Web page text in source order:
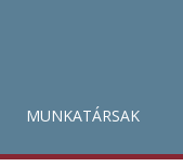
MUNKATÁRSAK